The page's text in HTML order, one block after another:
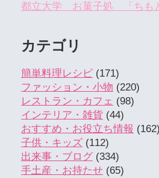
都立大学 お菓子処 「ち
カテゴリ
簡単料理レシピ (171)
ファッション・小物 (220)
レストラン・カフェ (98)
インテリア・雑貨 (44)
おすすめ・お役立ち情報 (162)
子供・キッズ (112)
出来事・ブログ (334)
手土産・お持たせ (65)